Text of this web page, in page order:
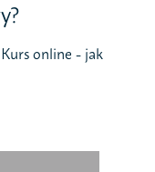
online - jak